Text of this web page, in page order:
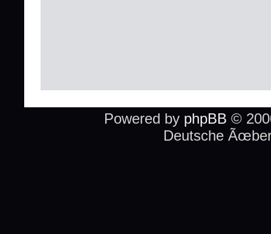
Powered by phpBB ©
Deutsche